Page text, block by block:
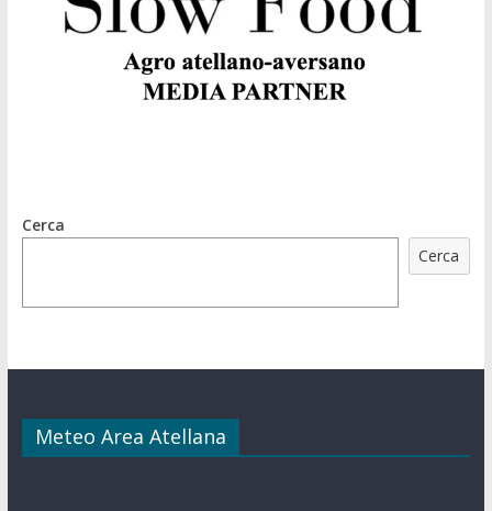
Cerca
Cerca
Meteo Area Atellana